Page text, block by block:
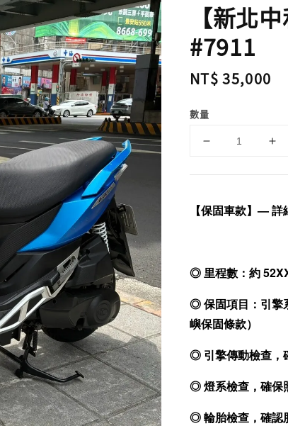
【新北
#7911
Regular
NT$ 35,000
數量
【保固車款】— 詳
◎ 里程數：約
◎ 保固項目：引擎
嶼保固條款）
◎ 引擎傳動檢查，
◎ 燈系檢查，確保
◎ 輪胎檢查，確認